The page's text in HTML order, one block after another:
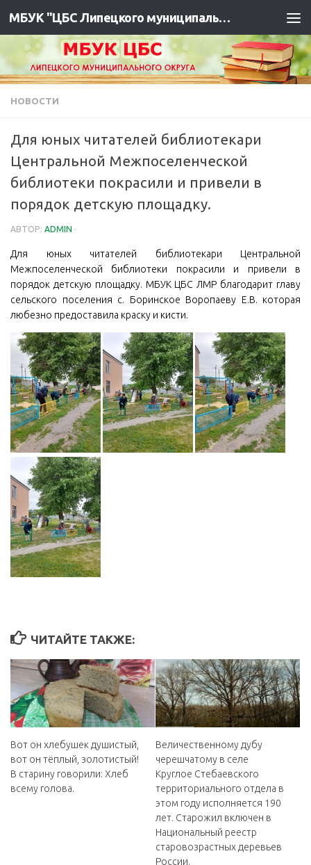
МБУК "ЦБС Липецкого муниципального района"
НОВОСТИ
Для юных читателей библиотекари
Центральной Межпоселенческой
библиотеки покрасили и привели в
порядок детскую площадку.
АВТОР: ADMIN ·
Для юных читателей библиотекари Центральной
Межпоселенческой библиотеки покрасили и привели в
порядок детскую площадку. МБУК ЦБС ЛМР благодарит главу
сельского поселения с. Боринское Воропаеву Е.В. которая
любезно предоставила краску и кисти.
ЧИТАЙТЕ ТАКЖЕ:
Вот он хлебушек душистый,
вот он тёплый, золотистый!
В старину говорили: Хлеб
всему голова.
Величественному дубу
черешчатому в селе
Круглое Стебаевского
территориального отдела в
этом году исполняется 190
лет. Старожил включен в
Национальный реестр
старовозрастных деревьев
России.